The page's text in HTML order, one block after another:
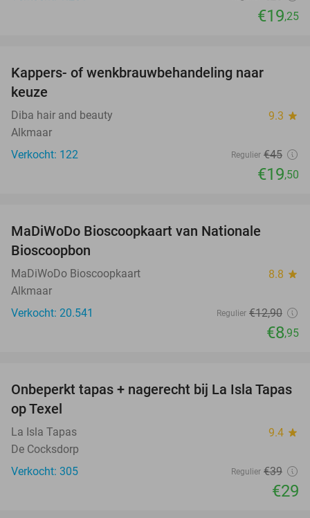
€19,25
Kappers- of wenkbrauwbehandeling naar
keuze
Diba hair and beauty 9.3 star
Alkmaar
Verkocht: 122
Regulier €45
€19,50
MaDiWoDo Bioscoopkaart van Nationale
Bioscoopbon
MaDiWoDo Bioscoopkaart 8.8 star
Alkmaar
Verkocht: 20.541
Regulier €12,90
€8,95
26%
Onbeperkt tapas + nagerecht bij La Isla Tapas
op Texel
La Isla Tapas 9.4 star
De Cocksdorp
Verkocht: 305
Regulier €39
€29